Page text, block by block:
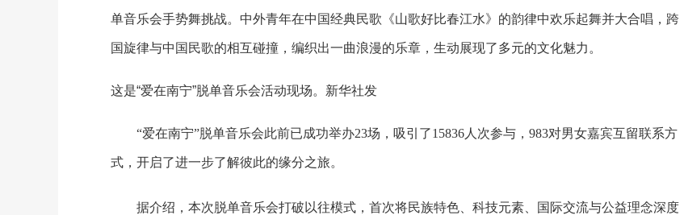
单音乐会手势舞挑战。中外青年在中国经典民歌《山歌好比春江水》的韵律中欢乐起舞并大合唱，跨
国旋律与中国民歌的相互碰撞，编织出一曲浪漫的乐章，生动展现了多元的文化魅力。
这是“爱在南宁”脱单音乐会活动现场。新华社发
“爱在南宁”脱单音乐会此前已成功举办23场，吸引了15836人次参与，983对男女嘉宾互留联系方
式，开启了进一步了解彼此的缘分之旅。
据介绍，本次脱单音乐会打破以往模式，首次将民族特色、科技元素、国际交流与公益理念深度